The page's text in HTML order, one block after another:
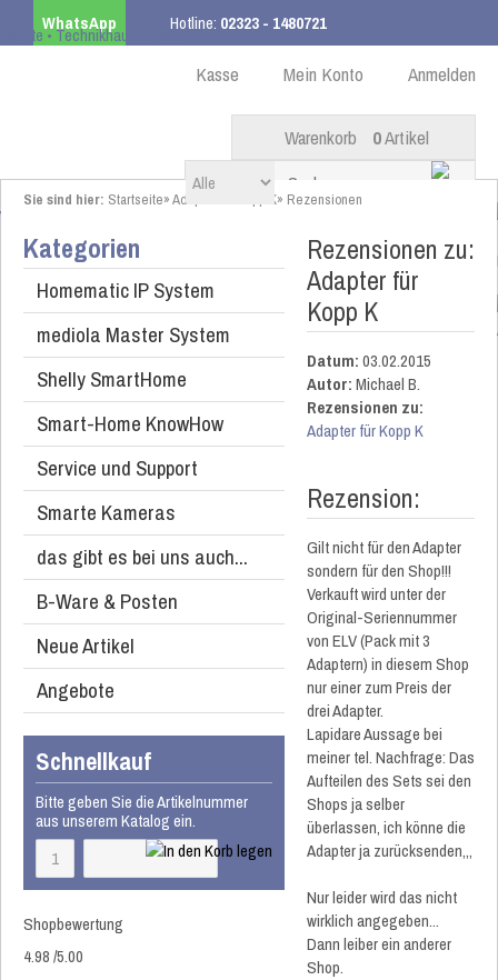
WhatsApp Hotline: 02323 - 1480721
ab 99,00 € innerhalb DE Anmelden
Mein Konto
Kasse
Warenkorb 0Artikel
Sie sind hier: Startseite»Adapter für Kopp K» Rezensionen
Kategorien
Homematic IP System
mediola Master System
Shelly SmartHome
Smart-Home KnowHow
Service und Support
Smarte Kameras
das gibt es bei uns auch...
B-Ware & Posten
Neue Artikel
Angebote
Schnellkauf
Bitte geben Sie die Artikelnummer
aus unserem Katalog ein.
Shopbewertung
4.98/5.00
Rezensionen zu:
Adapter für
Kopp K
Datum:03.02.2015
Autor:Michael B.
Rezensionen zu:
Adapter für Kopp K
Rezension:
Gilt nicht für den Adapter
sondern für den Shop!!!
Verkauft wird unter der
Original-Seriennummer
von ELV (Pack mit 3
Adaptern) in diesem Shop
nur einer zum Preis der
drei Adapter.
Lapidare Aussage bei
meiner tel. Nachfrage: Das
Aufteilen des Sets sei den
Shops ja selber
überlassen, ich könne die
Adapter ja zurücksenden,,,
Nur leider wird das nicht
wirklich angegeben...
Dann leiber ein anderer
Shop.